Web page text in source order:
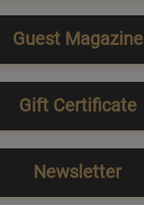
Guest Magazine
Gift Certificate
Newsletter